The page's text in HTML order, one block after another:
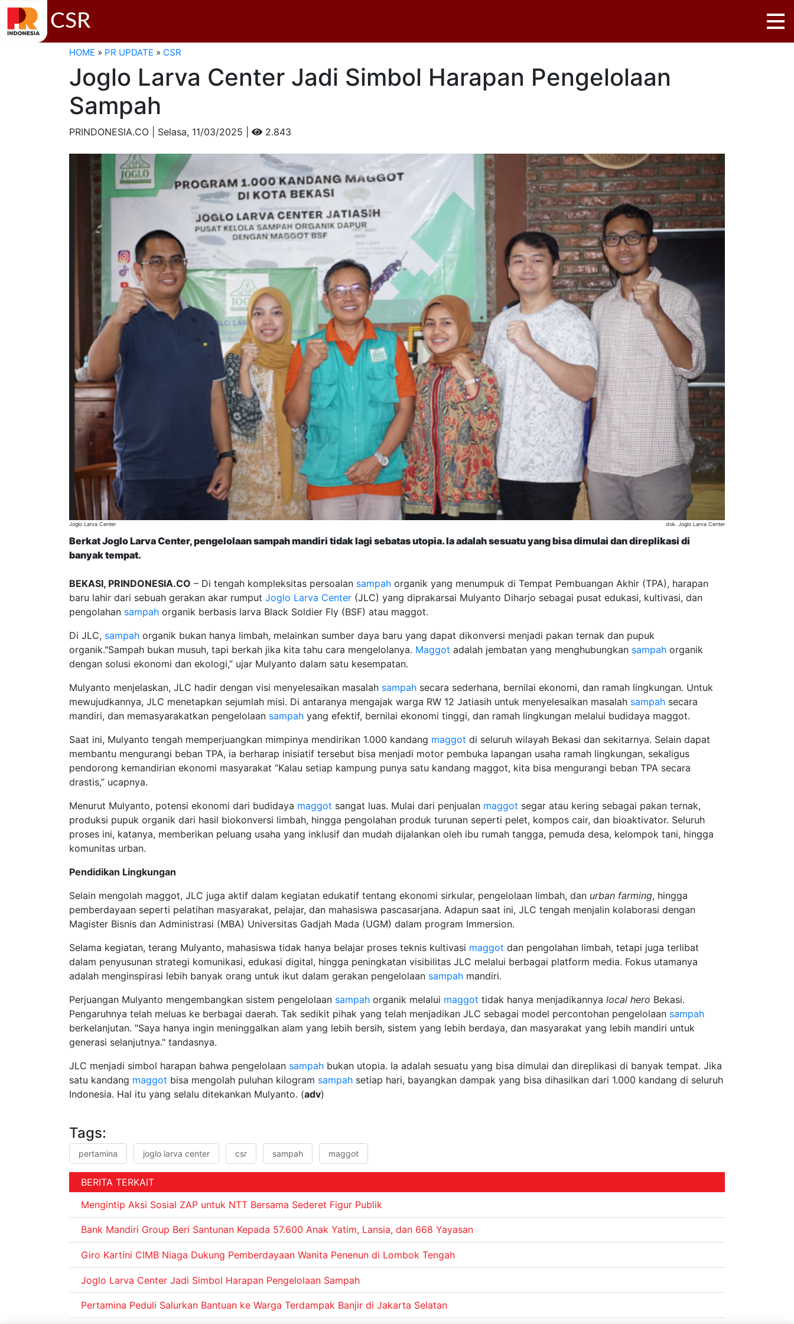
CSR
HOME » PR UPDATE » CSR
Joglo Larva Center Jadi Simbol Harapan Pengelolaan
Sampah
PRINDONESIA.CO | Selasa, 11/03/2025 | 2.843
Joglo Larva Center dok. Joglo Larva Center
Berkat Joglo Larva Center, pengelolaan sampah mandiri tidak lagi sebatas utopia. Ia adalah sesuatu yang bisa dimulai dan direplikasi di
banyak tempat.
BEKASI, PRINDONESIA.CO – Di tengah kompleksitas persoalan sampah organik yang menumpuk di Tempat Pembuangan Akhir (TPA), harapan
baru lahir dari sebuah gerakan akar rumput Joglo Larva Center (JLC) yang diprakarsai Mulyanto Diharjo sebagai pusat edukasi, kultivasi, dan
pengolahan sampah organik berbasis larva Black Soldier Fly (BSF) atau maggot.
Di JLC, sampah organik bukan hanya limbah, melainkan sumber daya baru yang dapat dikonversi menjadi pakan ternak dan pupuk
organik."Sampah bukan musuh, tapi berkah jika kita tahu cara mengelolanya. Maggot adalah jembatan yang menghubungkan sampah organik
dengan solusi ekonomi dan ekologi,” ujar Mulyanto dalam satu kesempatan.
Mulyanto menjelaskan, JLC hadir dengan visi menyelesaikan masalah sampah secara sederhana, bernilai ekonomi, dan ramah lingkungan. Untuk
mewujudkannya, JLC menetapkan sejumlah misi. Di antaranya mengajak warga RW 12 Jatiasih untuk menyelesaikan masalah sampah secara
mandiri, dan memasyarakatkan pengelolaan sampah yang efektif, bernilai ekonomi tinggi, dan ramah lingkungan melalui budidaya maggot.
Saat ini, Mulyanto tengah memperjuangkan mimpinya mendirikan 1.000 kandang maggot di seluruh wilayah Bekasi dan sekitarnya. Selain dapat
membantu mengurangi beban TPA, ia berharap inisiatif tersebut bisa menjadi motor pembuka lapangan usaha ramah lingkungan, sekaligus
pendorong kemandirian ekonomi masyarakat “Kalau setiap kampung punya satu kandang maggot, kita bisa mengurangi beban TPA secara
drastis,” ucapnya.
Menurut Mulyanto, potensi ekonomi dari budidaya maggot sangat luas. Mulai dari penjualan maggot segar atau kering sebagai pakan ternak,
produksi pupuk organik dari hasil biokonversi limbah, hingga pengolahan produk turunan seperti pelet, kompos cair, dan bioaktivator. Seluruh
proses ini, katanya, memberikan peluang usaha yang inklusif dan mudah dijalankan oleh ibu rumah tangga, pemuda desa, kelompok tani, hingga
komunitas urban.
Pendidikan Lingkungan
Selain mengolah maggot, JLC juga aktif dalam kegiatan edukatif tentang ekonomi sirkular, pengelolaan limbah, dan urban farming, hingga
pemberdayaan seperti pelatihan masyarakat, pelajar, dan mahasiswa pascasarjana. Adapun saat ini, JLC tengah menjalin kolaborasi dengan
Magister Bisnis dan Administrasi (MBA) Universitas Gadjah Mada (UGM) dalam program Immersion.
Selama kegiatan, terang Mulyanto, mahasiswa tidak hanya belajar proses teknis kultivasi maggot dan pengolahan limbah, tetapi juga terlibat
dalam penyusunan strategi komunikasi, edukasi digital, hingga peningkatan visibilitas JLC melalui berbagai platform media. Fokus utamanya
adalah menginspirasi lebih banyak orang untuk ikut dalam gerakan pengelolaan sampah mandiri.
Perjuangan Mulyanto mengembangkan sistem pengelolaan sampah organik melalui maggot tidak hanya menjadikannya local hero Bekasi.
Pengaruhnya telah meluas ke berbagai daerah. Tak sedikit pihak yang telah menjadikan JLC sebagai model percontohan pengelolaan sampah
berkelanjutan. "Saya hanya ingin meninggalkan alam yang lebih bersih, sistem yang lebih berdaya, dan masyarakat yang lebih mandiri untuk
generasi selanjutnya." tandasnya.
JLC menjadi simbol harapan bahwa pengelolaan sampah bukan utopia. Ia adalah sesuatu yang bisa dimulai dan direplikasi di banyak tempat. Jika
satu kandang maggot bisa mengolah puluhan kilogram sampah setiap hari, bayangkan dampak yang bisa dihasilkan dari 1.000 kandang di seluruh
Indonesia. Hal itu yang selalu ditekankan Mulyanto. (adv)
Tags:
pertamina joglo larva center csr sampah maggot
BERITA TERKAIT
Mengintip Aksi Sosial ZAP untuk NTT Bersama Sederet Figur Publik
Bank Mandiri Group Beri Santunan Kepada 57.600 Anak Yatim, Lansia, dan 668 Yayasan
Giro Kartini CIMB Niaga Dukung Pemberdayaan Wanita Penenun di Lombok Tengah
Joglo Larva Center Jadi Simbol Harapan Pengelolaan Sampah
Pertamina Peduli Salurkan Bantuan ke Warga Terdampak Banjir di Jakarta Selatan